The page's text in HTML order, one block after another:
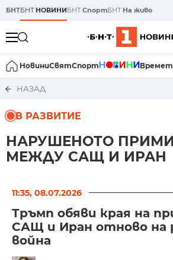
БНТБНТ НОВИНИБНТСпортБНТ На живо
НовиниСвятСпорт
НАЗАД
В РАЗВИТИЕ
НАРУШЕНОТО
МЕЖДУ САЩ И ИРАН
11:35, 08.07.2026
Тръмп обяви края на
САЩ и Иран отново на
война